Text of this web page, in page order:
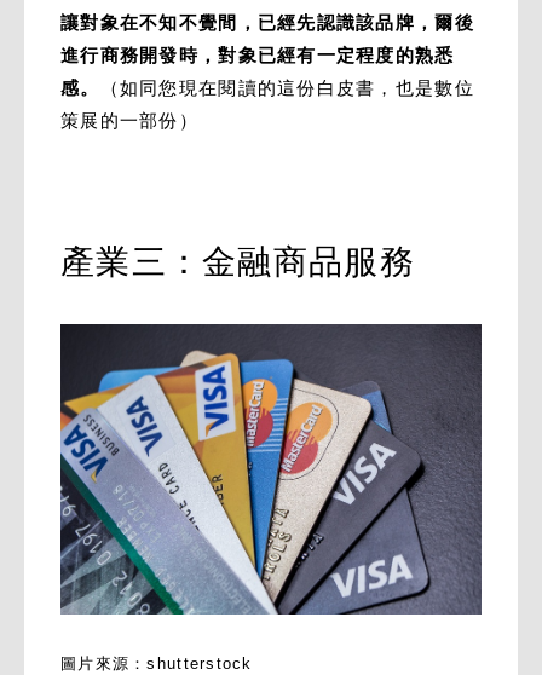
讓對象在不知不覺間，已經先認識該品牌，爾後
進行商務開發時，對象已經有一定程度的熟悉
感。
（如同您現在閱讀的這份白皮書，也是數位
策展的一部份）
產業三：金融商品服務
圖片來源：shutterstock